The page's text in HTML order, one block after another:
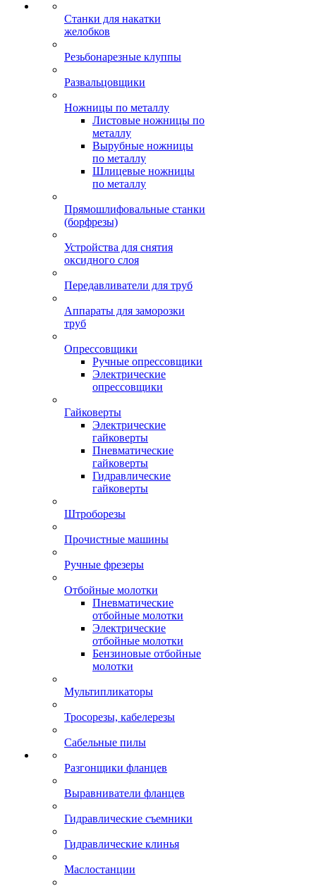
Станки для накатки
желобков
Резьбонарезные клуппы
Развальцовщики
Ножницы по металлу
Листовые ножницы по
металлу
Вырубные ножницы
по металлу
Шлицевые ножницы
по металлу
Прямошлифовальные станки
(борфрезы)
Устройства для снятия
оксидного слоя
Передавливатели для труб
Аппараты для заморозки
труб
Опрессовщики
Ручные опрессовщики
Электрические
опрессовщики
Гайковерты
Электрические
гайковерты
Пневматические
гайковерты
Гидравлические
гайковерты
Штроборезы
Прочистные машины
Ручные фрезеры
Отбойные молотки
Пневматические
отбойные молотки
Электрические
отбойные молотки
Бензиновые отбойные
молотки
Мультипликаторы
Тросорезы, кабелерезы
Сабельные пилы
Разгонщики фланцев
Выравниватели фланцев
Гидравлические съемники
Гидравлические клинья
Маслостанции